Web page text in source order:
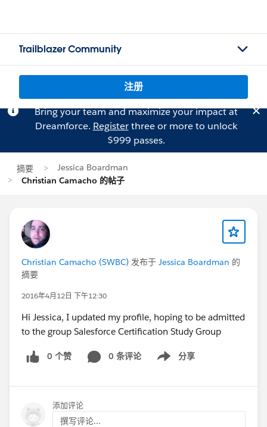
Trailblazer Community
注册
Bring your team and maximize your impact at
Dreamforce. Registerthree or more to unlock
$999 passes.
摘要
Jessica Boardman
Christian Camacho 的帖子
Christian Camacho (SWBC) 发布于 Jessica Boardman 的
摘要
2016年4月12日 下午12:30
Hi Jessica, I updated my profile, hoping to be admitted
to the group Salesforce Certification Study Group
0 个赞 0 条评论 分享
Show menu
添加评论
撰写评论...